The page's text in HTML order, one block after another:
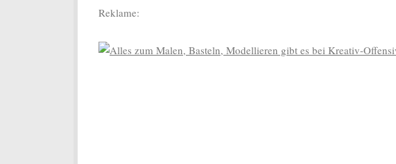
Reklame: